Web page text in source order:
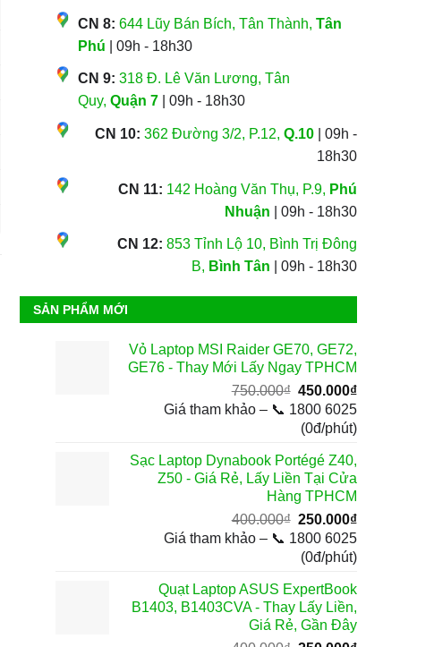
CN 8: 644 Lũy Bán Bích, Tân Thành, Tân
Phú | 09h - 18h30
CN 9: 318 Đ. Lê Văn Lương, Tân
Quy, Quận 7| 09h - 18h30
CN 10: 362 Đường 3/2, P.12,Q.10 | 09h -
18h30
CN 11: 142 Hoàng Văn Thụ, P.9, Phú
Nhuận | 09h - 18h30
CN 12: 853 Tỉnh Lộ 10, Bình Trị Đông
B, Bình Tân | 09h - 18h30
SẢN PHẨM MỚI
Vỏ Laptop MSI Raider GE70, GE72,
GE76 - Thay Mới Lấy Ngay TPHCM
750.000₫ Giá
gốc
là:
450.000₫Giá
hiện
tại
Giá tham khảo – 📞 1800 6025
(0đ/phút)
Sạc Laptop Dynabook Portégé Z40,
Z50 - Giá Rẻ, Lấy Liền Tại Cửa
Hàng TPHCM
400.000₫ Giá
gốc
là:
250.000₫Giá
hiện
tại
250.000₫.
Giá tham khảo – 📞 1800 6025
(0đ/phút)
Quạt Laptop ASUS ExpertBook
B1403, B1403CVA - Thay Lấy Liền,
Giá Rẻ, Gần Đây